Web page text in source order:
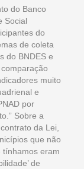
do Banco
Social
do
de coleta
do BNDES e
muito
e
por
Sobre a
da Lei,
que não
tínhamos eram
de